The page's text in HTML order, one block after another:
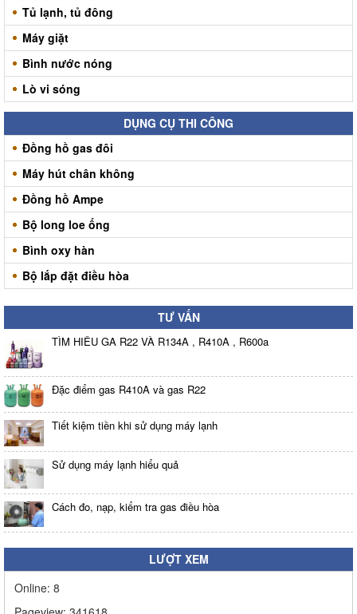
Tủ lạnh, tủ đông
Máy giặt
Bình nước nóng
Lò vi sóng
DỤNG CỤ THI CÔNG
Đồng hồ gas đôi
Máy hút chân không
Đồng hồ Ampe
Bộ long loe ống
Bình oxy hàn
Bộ lắp đặt điều hòa
TƯ VẤN
TÌM HIỂU GA R22 VÀ R134A , R410A , R600a
Đặc điểm gas R410A và gas R22
Tiết kiệm tiền khi sử dụng máy lạnh
Sử dụng máy lạnh hiểu quả
Cách đo, nạp, kiểm tra gas điều hòa
LƯỢT XEM
Online: 8